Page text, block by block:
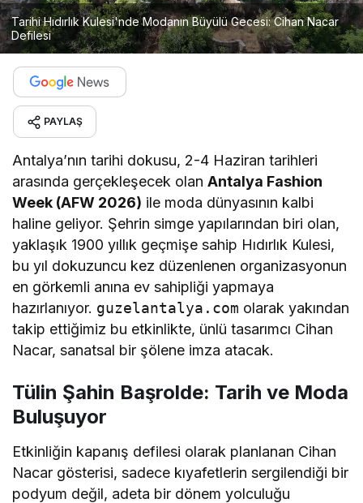
Tarihi Hıdırlık Kulesi'nde Modanın Büyülü Gecesi: Cihan Nacar
Defilesi
PAYLAŞ
Antalya’nın tarihi dokusu, 2-4 Haziran tarihleri
arasında gerçekleşecek olanAntalya Fashion
Week (AFW 2026) ile moda dünyasının kalbi
haline geliyor. Şehrin simge yapılarından biri olan,
yaklaşık 1900 yıllık geçmişe sahip Hıdırlık Kulesi,
bu yıl dokuzuncu kez düzenlenen organizasyonun
en görkemli anına ev sahipliği yapmaya
hazırlanıyor. guzelantalya.com olarak yakından
takip ettiğimiz bu etkinlikte, ünlü tasarımcı Cihan
Nacar, sanatsal bir şölene imza atacak.
Tülin Şahin Başrolde: Tarih ve Moda
Buluşuyor
Etkinliğin kapanış defilesi olarak planlanan Cihan
Nacar gösterisi, sadece kıyafetlerin sergilendiği bir
podyum değil, adeta bir dönem yolculuğu